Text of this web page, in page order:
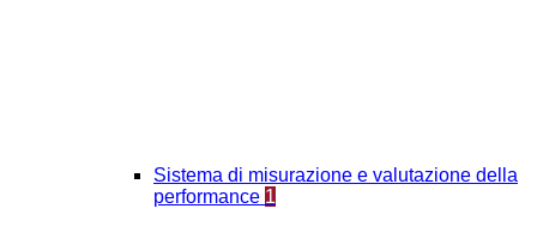
Sistema di misurazione e valutazione della
performance 1